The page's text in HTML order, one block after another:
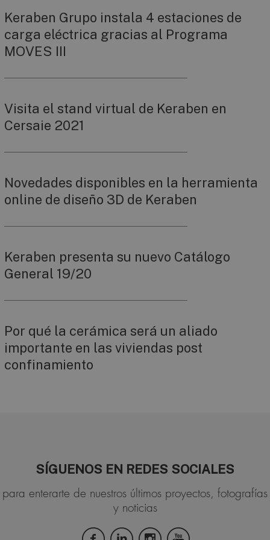
Keraben Grupo instala 4 estaciones de
carga eléctrica gracias al Programa
MOVES III
Visita el stand virtual de Keraben en
Cersaie 2021
Novedades disponibles en la herramienta
online de diseño 3D de Keraben
Keraben presenta su nuevo Catálogo
General 19/20
Por qué la cerámica será un aliado
importante en las viviendas post
confinamiento
SÍGUENOS EN REDES SOCIALES
para enterarte de nuestros últimos proyectos, fotografías
y noticias